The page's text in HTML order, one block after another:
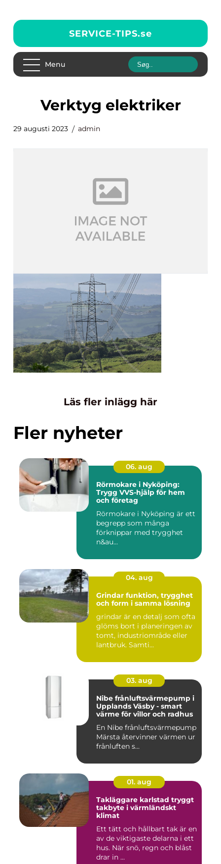
SERVICE-TIPS.se
Menu
verktyg elektriker
29 augusti 2023 admin
Läs fler inlägg här
Fler nyheter
06. aug
Rörmokare i Nyköping:
Trygg VVS-hjälp för hem
och företag
Rörmokare i Nyköping är ett
begrepp som många
förknippar med trygghet
n&au...
04. aug
Grindar funktion, trygghet
och form i samma lösning
grindar är en detalj som ofta
glöms bort i planeringen av
tomt, industriområde eller
lantbruk. Samti...
03. aug
Nibe frånluftsvärmepump i
Upplands Väsby - smart
värme för villor och radhus
En Nibe frånluftsvärmepump
Märsta återvinner värmen ur
frånluften s...
01. aug
Takläggare karlstad tryggt
takbyte i värmländskt
klimat
Ett tätt och hållbart tak är en
av de viktigaste delarna i ett
hus. När snö, regn och blåst
drar in ...